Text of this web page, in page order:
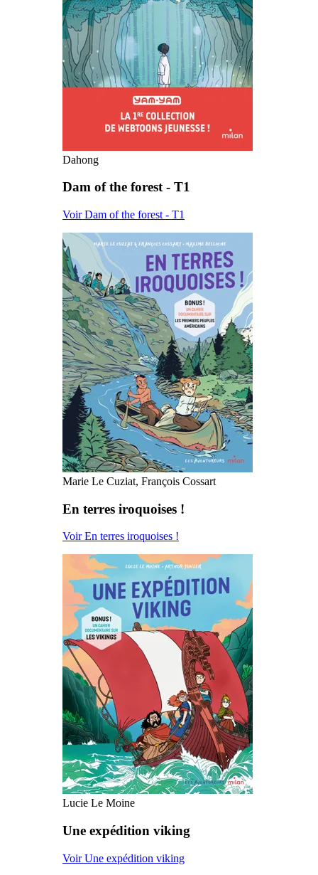
Dahong
Dam of the forest - T1
Voir Dam of the forest - T1
Marie Le Cuziat, François Cossart
En terres iroquoises !
Voir En terres iroquoises !
Lucie Le Moine
Une expédition viking
Voir Une expédition viking